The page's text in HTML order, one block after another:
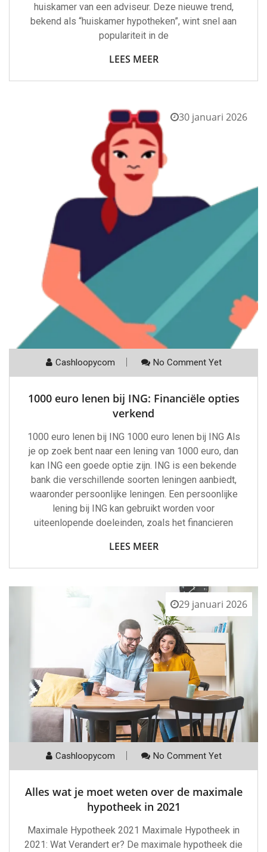
huiskamer van een adviseur. Deze nieuwe trend,
bekend als “huiskamer hypotheken”, wint snel aan
populariteit in de
LEES MEER
30 januari 2026
Cashloopycom No Comment Yet
1000 euro lenen bij ING: Financiële opties
verkend
1000 euro lenen bij ING 1000 euro lenen bij ING Als
je op zoek bent naar een lening van 1000 euro, dan
kan ING een goede optie zijn. ING is een bekende
bank die verschillende soorten leningen aanbiedt,
waaronder persoonlijke leningen. Een persoonlijke
lening bij ING kan gebruikt worden voor
uiteenlopende doeleinden, zoals het financieren
LEES MEER
29 januari 2026
Cashloopycom No Comment Yet
Alles wat je moet weten over de maximale
hypotheek in 2021
Maximale Hypotheek 2021 Maximale Hypotheek in
2021: Wat Verandert er? De maximale hypotheek die